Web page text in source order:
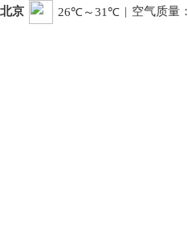
北京 26℃～31℃ | 空气质量：